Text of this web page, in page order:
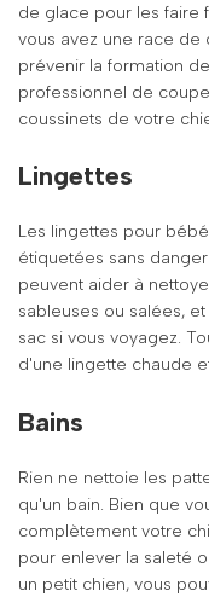
de glace pour les faire
vous avez une race de
prévenir la formation
professionnel de
coussinets de votre
Lingettes
Les lingettes pour
étiquetées sans
peuvent aider à
sableuses ou salées,
sac si vous voyagez.
d'une lingette chaude
Bains
Rien ne nettoie les
qu'un bain. Bien que
complètement votre
pour enlever la saleté
un petit chien, vous